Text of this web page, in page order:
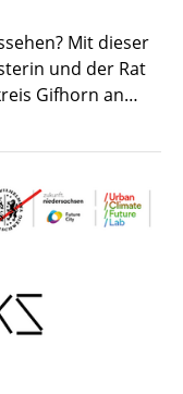
Mit dieser
und der Rat
Gifhorn an…